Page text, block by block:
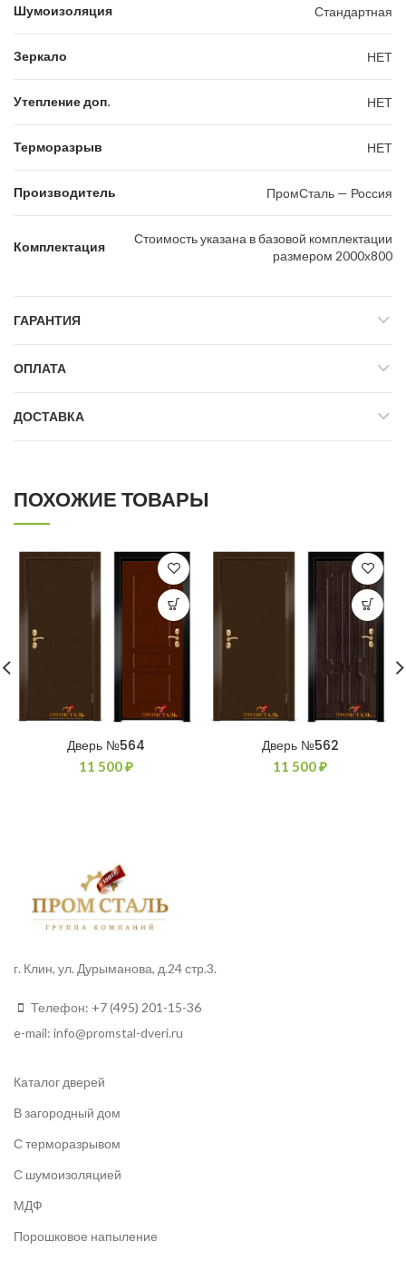
Шумоизоляция Стандартная
Зеркало НЕТ
Утепление доп. НЕТ
Терморазрыв НЕТ
Производитель ПромСталь — Россия
Комплектация
Стоимость указана в базовой комплектации
размером 2000х800
ГАРАНТИЯ
ОПЛАТА
ДОСТАВКА
ПОХОЖИЕ ТОВАРЫ
Дверь №564
11 500₽
Дверь №562
11 500₽
г. Клин, ул. Дурыманова, д.24 стр.3.
Телефон: +7 (495) 201-15-36
e-mail: info@promstal-dveri.ru
Каталог дверей
В загородный дом
С терморазрывом
С шумоизоляцией
МДФ
Порошковое напыление